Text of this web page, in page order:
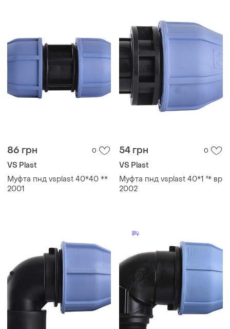
86 грн 0
VS Plast
Муфта пнд vsplast 40*40 **
2001
54 грн 0
VS Plast
Муфта пнд vsplast 40*1 ''* вр
2002